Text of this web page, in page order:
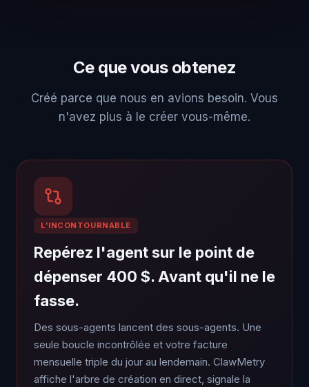
Ce que vous obtenez
Créé parce que nous en avions besoin. Vous
n'avez plus à le créer vous-même.
L'INCONTOURNABLE
Repérez l'agent sur le point de
dépenser 400 $. Avant qu'il ne le
fasse.
Des sous-agents lancent des sous-agents. Une
seule boucle incontrôlée et votre facture
mensuelle triple du jour au lendemain. ClawMetry
affiche l'arbre de création en direct, signale la